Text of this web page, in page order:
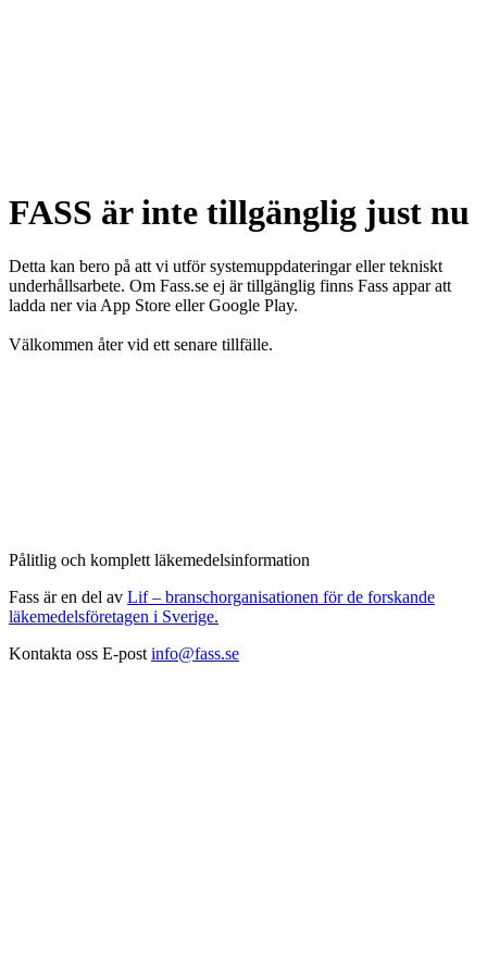
FASS är inte tillgänglig just nu
Detta kan bero på att vi utför systemuppdateringar eller tekniskt
underhållsarbete. Om Fass.se ej är tillgänglig finns Fass appar att
ladda ner via App Store eller Google Play.
Välkommen åter vid ett senare tillfälle.
Pålitlig och komplett läkemedelsinformation
Fass är en del av Lif – branschorganisationen för de forskande
läkemedelsföretagen i Sverige.
Kontakta oss E-post info@fass.se